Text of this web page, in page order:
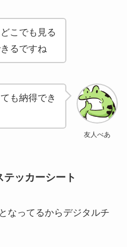
こでも見る
るですね
友人べあ
も納得でき
ッカーシート
なってるからデジタルチ